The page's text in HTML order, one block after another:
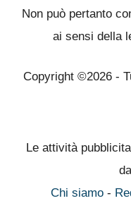
Non può pertanto
ai sensi della
Copyright ©2026 -
Le attività
Chi siamo-